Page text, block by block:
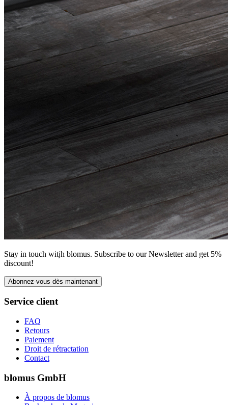
Stay in touch witjh blomus. Subscribe to our Newsletter and get 5%
discount!
Abonnez-vous dès maintenant
Service client
FAQ
Retours
Paiement
Droit de rétractation
Contact
blomus GmbH
À propos de blomus